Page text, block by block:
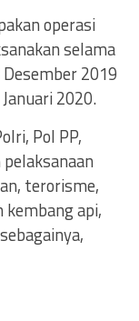
operasi
selama
2019
2020.
Pol PP,
terorisme,
kembang api,